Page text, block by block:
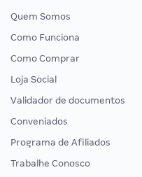
Quem Somos
Como Funciona
Como Comprar
Loja Social
Validador de documentos
Conveniados
Programa de Afiliados
Trabalhe Conosco